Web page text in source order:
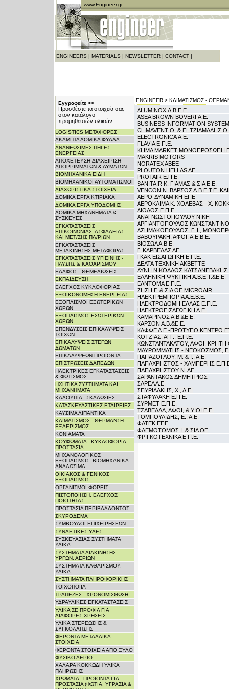
www.Engineer.gr
ENGINEERS | MATERIALS | NEWSLETTER| CONTACT|
Εγγραφείτε >>
Προσθέστε τα στοιχεία σας
στον κατάλογο
προμηθευτών υλικών
LOGISTICS ΜΕΤΑΦΟΡΕΣ
ΑΚΑΜΠΤΑ ΔΟΜΙΚΑ ΦΥΛΛΑ
ΑΝΑΝΕΩΣΙΜΕΣ ΠΗΓΕΣ
ΕΝΕΡΓΕΙΑΣ
ΑΠΟΧΕΤΕΥΣΗ-ΔΙΑΧΕΙΡΙΣΗ
ΑΠΟΡΡΙΜΜΑΤΩΝ & ΛΥΜΑΤΩΝ
ΒΙΟΜΗΧΑΝΙΚΑ ΕΙΔΗ
ΒΙΟΜΗΧΑΝΙΚΟΙ ΑΥΤΟΜΑΤΙΣΜΟΙ
ΔΙΑΧΩΡΙΣΤΙΚΑ ΣΤΟΙΧΕΙΑ
ΔΟΜΙΚΑ ΕΡΓΑ ΚΤΙΡΙΑΚΑ
ΔΟΜΙΚΑ ΕΡΓΑ ΥΠΟΔΟΜΗΣ
ΔΟΜΙΚΑ ΜΗΧΑΝΗΜΑΤΑ &
ΣΥΣΚΕΥΕΣ
ΕΓΚΑΤΑΣΤΑΣΕΙΣ
ΕΠΙΚΟΙΝΩΝΙΑΣ, ΑΣΦΑΛΕΙΑΣ
ΚΑΙ ΜΕΤ/ΣΗΣ ΠΛ/ΡΙΩΝ
ΕΓΚΑΤΑΣΤΑΣΕΙΣ
ΜΕΤΑΚΙΝΗΣΗΣ-ΜΕΤΑΦΟΡΑΣ
ΕΓΚΑΤΑΣΤΑΣΕΙΣ ΥΓΙΕΙΝΗΣ -
ΠΛΥΣΗΣ & ΚΑΘΑΡΙΣΜΟΥ
ΕΔΑΦΟΣ - ΘΕΜΕΛΙΩΣΕΙΣ
ΕΚΠΑΙΔΕΥΣΗ
ΕΛΕΓΧΟΣ ΚΥΚΛΟΦΟΡΙΑΣ
ΕΞΟΙΚΟΝΟΜΗΣΗ ΕΝΕΡΓΕΙΑΣ
ΕΞΟΠΛΙΣΜΟΙ ΕΞΩΤΕΡΙΚΩΝ
ΧΩΡΩΝ
ΕΞΟΠΛΙΣΜΟΣ ΕΣΩΤΕΡΙΚΩΝ
ΧΩΡΩΝ
ΕΠΕΝΔΥΣΕΙΣ ΕΠΙΚΑΛΥΨΕΙΣ
ΤΟΙΧΩΝ
ΕΠΙΚΑΛΥΨΕΙΣ ΣΤΕΓΩΝ
ΔΩΜΑΤΩΝ
ΕΠΙΚΑΛΥΨΕΩΝ ΠΡΟΪΟΝΤΑ
ΕΠΙΣΤΡΩΣΕΙΣ ΔΑΠΕΔΩΝ
ΗΛΕΚΤΡΙΚΕΣ ΕΓΚΑΤΑΣΤΑΣΕΙΣ
& ΦΩΤΙΣΜΟΣ
ΗΧΗΤΙΚΑ ΣΥΣΤΗΜΑΤΑ ΚΑΙ
ΜΗΧΑΝΗΜΑΤΑ
ΚΑΛΟΥΠΙΑ - ΣΚΑΛΩΣΙΕΣ
ΚΑΤΑΣΚΕΥΑΣΤΙΚΕΣ ΕΤΑΙΡΕΙΕΣ
ΚΑΥΣΙΜΑ ΛΙΠΑΝΤΙΚΑ
ΚΛΙΜΑΤΙΣΜΟΣ - ΘΕΡΜΑΝΣΗ -
ΕΞΑΕΡΙΣΜΟΣ
ΚΟΝΙΑΜΑΤΑ
ΚΟΥΦΩΜΑΤΑ - ΚΥΚΛΟΦΟΡΙΑ -
ΠΡΟΣΤΑΣΙΑ
ΜΗΧΑΝΟΛΟΓΙΚΟΣ
ΕΞΟΠΛΙΣΜΟΣ, ΒΙΟΜΗΧΑΝΙΚΑ
ΑΝΑΛΩΣΙΜΑ
ΟΙΚΙΑΚΟΣ & ΓΕΝΙΚΟΣ
ΕΞΟΠΛΙΣΜΟΣ
ΟΡΓΑΝΙΣΜΟΙ ΦΟΡΕΙΣ
ΠΙΣΤΟΠΟΙΗΣΗ, ΕΛΕΓΧΟΣ
ΠΟΙΟΤΗΤΑΣ
ΠΡΟΣΤΑΣΙΑ ΠΕΡΙΒΑΛΛΟΝΤΟΣ
ΣΚΥΡΟΔΕΜΑ
ΣΥΜΒΟΥΛΟΙ ΕΠΙΧΕΙΡΗΣΕΩΝ
ΣΥΝΔΕΤΙΚΕΣ ΥΛΕΣ
ΣΥΣΚΕΥΑΣΙΑΣ ΣΥΣΤΗΜΑΤΑ
ΥΛΙΚΑ
ΣΥΣΤΗΜΑΤΑ ΔΙΑΚΙΝΗΣΗΣ
ΥΡΓΩΝ, ΑΕΡΙΩΝ
ΣΥΣΤΗΜΑΤΑ ΚΑΘΑΡΙΣΜΟΥ,
ΥΛΙΚΑ
ΣΥΣΤΗΜΑΤΑ ΠΛΗΡΟΦΟΡΙΚΗΣ
ΤΟΙΧΟΠΟΙΙΑ
ΤΡΑΠΕΖΕΣ - ΧΡΟΝΟΜΙΣΘΩΣΗ
ΥΔΡΑΥΛΙΚΕΣ ΕΓΚΑΤΑΣΤΑΣΕΙΣ
ΥΛΙΚΑ ΣΕ ΠΡΟΦΙΛ ΓΙΑ
ΔΙΑΦΟΡΕΣ ΧΡΗΣΕΙΣ
ΥΛΙΚΑ ΣΤΕΡΕΩΣΗΣ &
ΣΥΓΚΟΛΛΗΣΗΣ
ΦΕΡΟΝΤΑ ΜΕΤΑΛΛΙΚΑ
ΣΤΟΙΧΕΙΑ
ΦΕΡΟΝΤΑ ΣΤΟΙΧΕΙΑ ΑΠΟ ΞΥΛΟ
ΦΥΣΙΚΟ ΑΕΡΙΟ
ΧΑΛΑΡΑ ΚΟΚΚΩΔΗ ΥΛΙΚΑ
ΠΛΗΡΩΣΗΣ
ΧΡΩΜΑΤΑ - ΠΡΟΙΟΝΤΑ ΓΙΑ
ΠΡΟΣΤΑΣΙΑ (ΦΩΤΙΑ, ΥΓΡΑΣΙΑ &
ENGINEER > ΚΛΙΜΑΤΙΣΜΟΣ -
ALUMINOX Α.Β.Ε.Ε.
ASEA BROWN BOVERI Α.Ε.
BUSINESS INFORMATION
CLIMAVENT Θ. & Π. ΤΖΙΑΜΑΛΗΣ
ELECTRONICA Α.Ε.
FLAVIA Ε.Π.Ε.
KLIMA MARKET ΜΟΝΟΠΡΟΣΩΠΗ
MAKRIS MOTORS
NORATEX ABEE
PLOUTON HELLAS AE
PROTAIR Ε.Π.Ε.
SANITAIR Κ. ΓΙΑΜΑΣ & ΣΙΑ Ε.Ε.
VENCON Ν. ΒΑΡΣΟΣ Α.Β.Ε.Τ.Ε.
ΑΕΡΟ-ΔΥΝΑΜΙΚΗ ΕΠΕ
ΑΕΡΟΚΛΙΜΑ Κ. ΧΟΛΕΒΑΣ - Χ.
ΑΙΟΛΟΣ Ε.Π.Ε.
ΑΝΑΓΝΩΣΤΟΠΟΥΛΟΥ ΝΙΚΗ
ΑΡΓΙΑΝΤΟΠΟΥΛΟΣ
ΑΣΗΜΑΚΟΠΟΥΛΟΣ, Γ. Ι.,
ΒΑΒΟΥΡΑΚΗ, ΑΦΟΙ, Α.Ε.Β.Ε.
ΒΙΟΣΩΛ Α.Β.Ε.
Γ. ΚΑΡΒΕΛΑΣ ΑΕ
ΓΚΑΚ ΕΙΣΑΓΩΓΙΚΗ Ε.Π.Ε.
ΔΕΛΤΑ ΤΕΧΝΙΚΗ ΑΚΒΕΤΤΕ
ΔΥΝΗ ΝΙΚΟΛΑΟΣ ΚΑΤΣΑΝΕΒΑΚΗΣ
ΕΛΛΗΝΙΚΗ ΨΥΚΤΙΚΗ Α.Β.Ε.Τ.&Ε.Ε.
ΕΛΝΤΟΜΑ Ε.Π.Ε.
ΖΗΣΗ Γ. & ΣΙΑ ΟΕ MICROAIR
ΗΛΕΚΤΡΕΜΠΟΡΙΑ Α.Ε.Β.Ε.
ΗΛΕΚΤΡΟΔΟΜΗ ΕΛΛΑΣ Ε.Π.Ε.
ΗΛΕΚΤΡΟΕΙΣΑΓΩΓΙΚΗ Α.Ε.
ΚΑΜΑΡΙΝΟΣ Α.Β.&Ε.Ε.
ΚΑΡΣΟΝ Α.Β.&Ε.Ε.
ΚΑΦΦΕ Α.Ε.-ΠΡΟΤΥΠΟ ΚΕΝΤΡΟ
ΚΟΤΖΙΑΣ, ΑΓΓ., Ε.Π.Ε.
ΚΩΝΣΤΑΝΤΑΚΑΤΟΥ, ΑΦΟΙ, ΚΡΗΤΗ
ΜΑΥΡΟΜΜΑΤΗΣ - ΝΕΟΚΟΣΜΟΣ,
ΠΑΠΑΖΟΓΛΟΥ, Μ. & Ι., Α.Ε.
ΠΑΠΑΧΡΗΣΤΟΣ - ΧΑΜΠΕΡΗΣ
ΠΑΠΑΧΡΗΣΤΟΥ Ν. ΑΕ
ΣΑΡΑΝΤΑΚΟΣ ΔΗΜΗΤΡΙΟΣ
ΣΑΡΕΛ Α.Ε.
ΣΠΥΡΙΔΑΚΗΣ, Χ., Α.Ε.
ΣΤΑΦΥΛΑΚΗ Ε.Π.Ε.
ΣΥΡΜΕΤ Ε.Π.Ε.
ΤΖΑΒΕΛΛΑ, ΑΦΟΙ, & ΥΙΟΙ Ε.Ε.
ΤΟΜΠΟΥΛΙΔΗΣ, Ε., Α.Ε.
ΦΑΤΕΚ ΕΠΕ
ΦΛΕΜΟΤΟΜΟΣ Ι. & ΣΙΑ ΟΕ
ΦΡΙΓΚΟΤΕΧΝΙΚΑ Ε.Π.Ε.